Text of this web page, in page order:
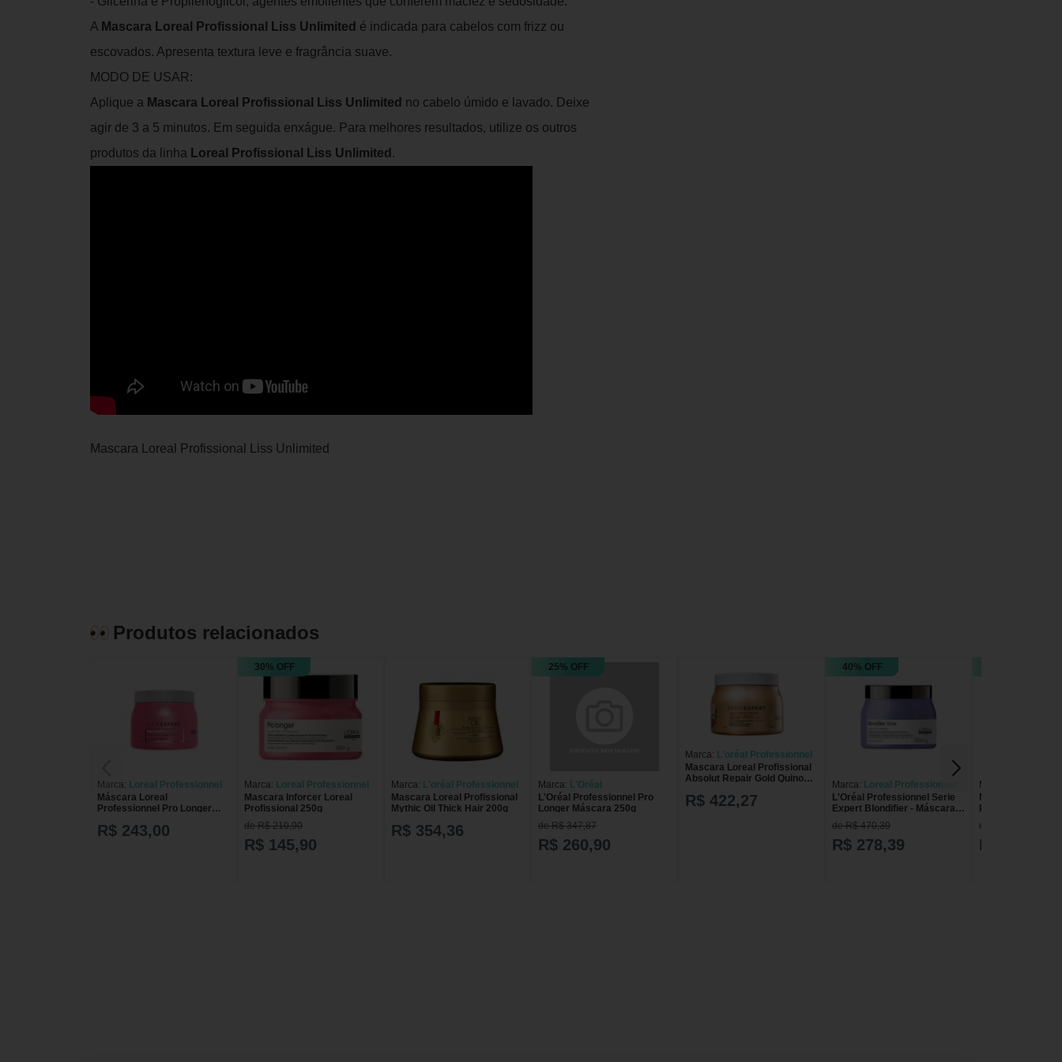
A Mascara Loreal Profissional Liss Unlimited é indicada para cabelos com frizz ou
escovados. Apresenta textura leve e fragrância suave.
MODO DE USAR:
Aplique a Mascara Loreal Profissional Liss Unlimited no cabelo úmido e lavado. Deixe
agir de 3 a 5 minutos. Em seguida enxágue. Para melhores resultados, utilize os outros
produtos da linha Loreal Profissional Liss Unlimited .
Mascara Loreal Profissional Liss Unlimited
Produtos relacionados
Marca: Loreal Professionnel
Máscara Loreal
Professionnel Pro Longer
R$ 243,00
30% OFF
Marca: Loreal Professionnel
Mascara Inforcer Loreal
Profissional 250g
de R$ 210,90
R$ 145,90
Marca: L'oréal Professionnel
Mascara Loreal Profissional
Mythic Oil Thick Hair 200g
R$ 354,36
25% OFF
Marca: L'Oréal
L'Oréal Professionnel Pro
Longer Máscara 250g
de R$ 347,87
R$ 260,90
Marca: L'oréal Professionnel
Mascara Loreal Profissional
Absolut Repair Gold Quinoa
R$ 422,27
40% OFF
Marca: Loreal Professionnel
L'Oréal Professionnel Serie
Expert Blondifier - Máscara
Capilar 500ml
de R$ 470,39
R$ 278,39
Marca:
Máscara Loreal
Professionnel
de R$ 323,90
R$ 233,90